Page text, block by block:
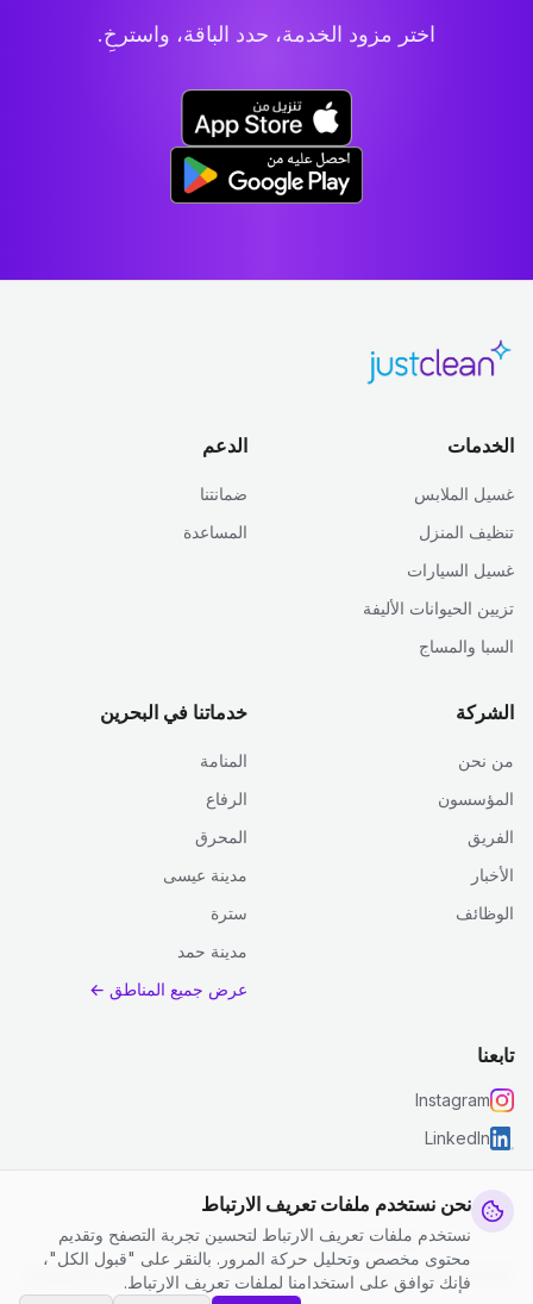
نحن نستخدم ملفات تعريف الارتباط
نستخدم ملفات تعريف الارتباط لتحسين تجربة التصفح وتقديم
محتوى مخصص وتحليل حركة المرور. بالنقر على "قبول الكل"،
فإنك توافق على استخدامنا لملفات تعريف الارتباط.
اختر مزود الخدمة، حدد الباقة، واسترخِ.
الخدمات
غسيل الملابس
تنظيف المنزل
غسيل السيارات
تزيين الحيوانات الأليفة
السبا والمساج
الدعم
ضمانتنا
المساعدة
الشركة
من نحن
المؤسسون
الفريق
الأخبار
الوظائف
خدماتنا في البحرين
المنامة
الرفاع
المحرق
مدينة عيسى
سترة
مدينة حمد
عرض جميع المناطق ←
تابعنا
Instagram
LinkedIn
© 2026 جست كلين. جميع الحقوق محفوظة.
سياسة الخصوصية
الشروط والأحكام | إعدادات ملفات تعريف الارتباط